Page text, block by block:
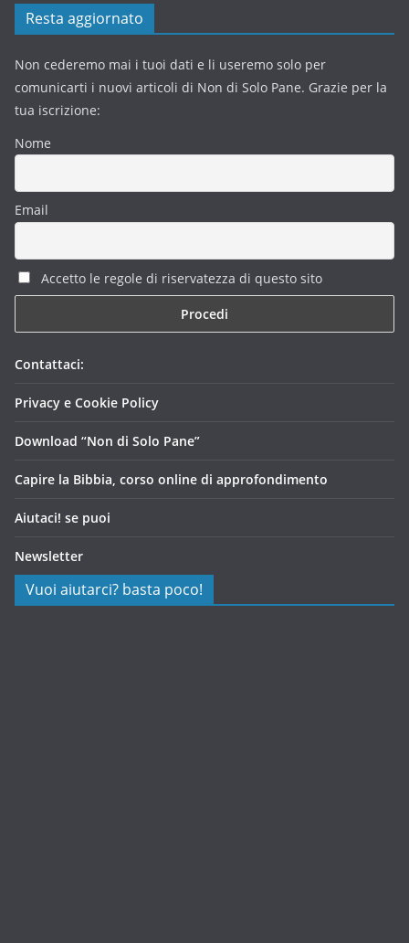
Resta aggiornato
Non cederemo mai i tuoi dati e li useremo solo per
comunicarti i nuovi articoli di Non di Solo Pane. Grazie per la
tua iscrizione:
Nome
Email
Accetto le regole di riservatezza di questo sito
Contattaci:
Privacy e Cookie Policy
Download “Non di Solo Pane”
Capire la Bibbia, corso online di approfondimento
Aiutaci! se puoi
Newsletter
Vuoi aiutarci? basta poco!